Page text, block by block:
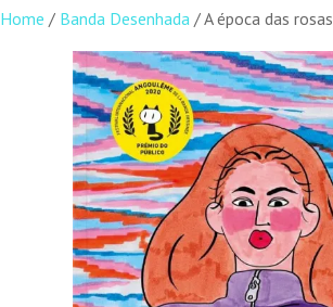
Home / Banda Desenhada / A época das rosas